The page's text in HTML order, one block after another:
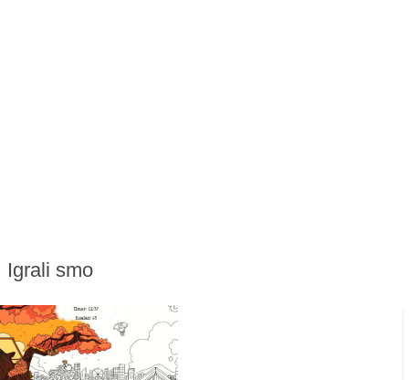
Igrali smo